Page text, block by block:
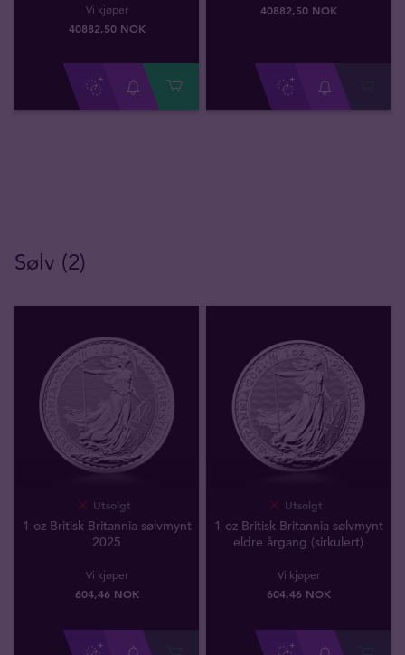
Vi kjøper
40882,50 NOK
40882,50 NOK
Sølv (2)
Utsolgt
1 oz Britisk Britannia sølvmynt
2025
Vi kjøper
604,46 NOK
Utsolgt
1 oz Britisk Britannia sølvmynt
eldre årgang (sirkulert)
Vi kjøper
604,46 NOK